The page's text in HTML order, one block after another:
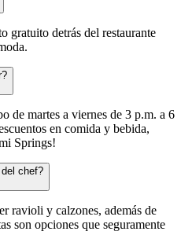
gratuito detrás del restaurante
de martes a viernes de 3 p.m. a 6
en comida y bebida,
Springs!
chef?
ravioli y calzones, además de
son opciones que seguramente